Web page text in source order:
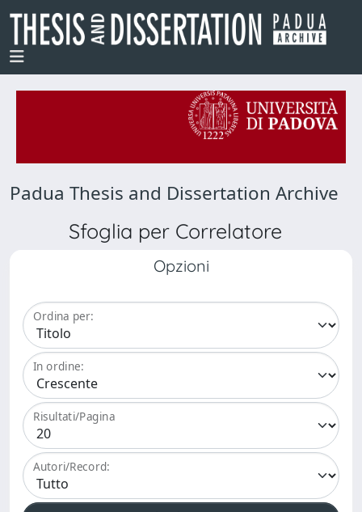
Padua Thesis and Dissertation Archive
Sfoglia per Correlatore
Opzioni
Ordina per:
In ordine:
Risultati/Pagina
Autori/Record: